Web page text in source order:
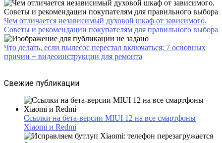
Чем отличается независимый духовой шкаф от зависимого.
Советы и рекомендации покупателям для правильного выбора
Что делать, если пылесос перестал включаться: 7 основных
причин + видеоинструкции для ремонта
Свежие публикации
Ссылки на бета-версии MIUI 12 на все смартфоны
Xiaomi и Redmi